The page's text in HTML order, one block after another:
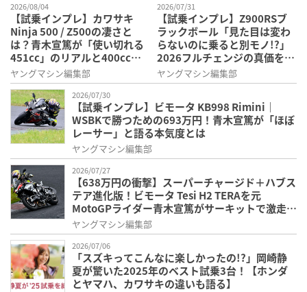
2026/08/04
【試乗インプレ】カワサキ
Ninja 500 / Z500の凄さと
は？青木宣篤が「使い切れる
451cc」のリアルと400ccと
の違いを徹底検証
ヤングマシン編集部
2026/07/31
【試乗インプレ】Z900RSブ
ラックボール「見た目は変わ
らないのに乗ると別モノ!?」
2026フルチェンジの真価を青
木宣篤が徹底検証
ヤングマシン編集部
2026/07/30
【試乗インプレ】ビモータ KB998 Rimini｜
WSBKで勝つための693万円！青木宣篤が「ほぼ
レーサー」と語る本気度とは
ヤングマシン編集部
2026/07/27
【638万円の衝撃】スーパーチャージド＋ハブス
テア進化版！ビモータ Tesi H2 TERAを元
MotoGPライダー青木宣篤がサーキットで激走テ
スト
ヤングマシン編集部
2026/07/06
「スズキってこんなに楽しかったの!?」岡崎静
夏が驚いた2025年のベスト試乗3台！【ホンダ
とヤマハ、カワサキの違いも語る】